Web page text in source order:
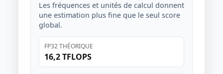
Les fréquences et unités de calcul donnent
une estimation plus fine que le seul score
global.
FP32 THÉORIQUE
16,2 TFLOPS